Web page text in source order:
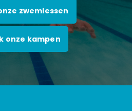
zwemlessen
onze kampen